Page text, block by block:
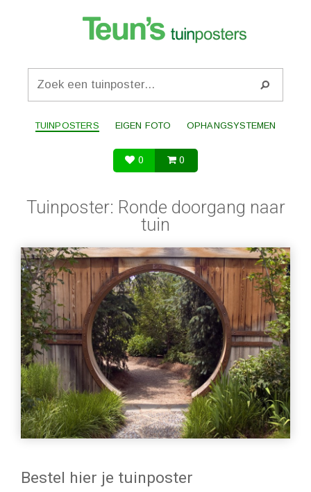
TUINPOSTERS EIGEN FOTO OPHANGSYSTEMEN
0 0
Tuinposter: Ronde doorgang naar
tuin
Bestel hier je tuinposter